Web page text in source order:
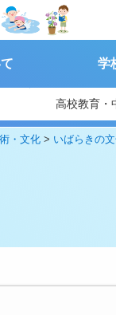
学
高校教育・
・文化 > いばらきの